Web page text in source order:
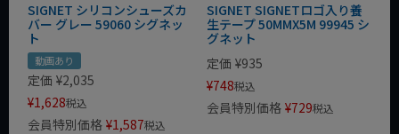
SIGNET シリコンシューズカ
バー グレー 59060 シグネッ
ト
動画あり
定価 ¥2,035
¥1,628税込
会員特別価格 ¥1,587税込
SIGNET SIGNETロゴ入り養
生テープ 50MMX5M 99945 シ
グネット
定価 ¥935
¥748税込
会員特別価格 ¥729税込